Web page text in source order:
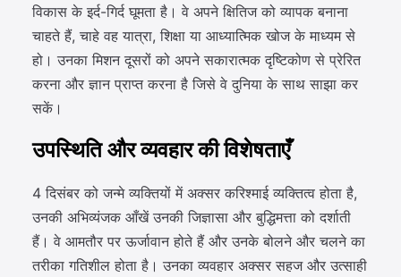
विकास के इर्द-गिर्द घूमता है। वे अपने क्षितिज को व्यापक बनाना
चाहते हैं, चाहे वह यात्रा, शिक्षा या आध्यात्मिक खोज के माध्यम से
हो। उनका मिशन दूसरों को अपने सकारात्मक दृष्टिकोण से प्रेरित
करना और ज्ञान प्राप्त करना है जिसे वे दुनिया के साथ साझा कर
सकें।
उपस्थिति और व्यवहार की विशेषताएँ
4 दिसंबर को जन्मे व्यक्तियों में अक्सर करिश्माई व्यक्तित्व होता है,
उनकी अभिव्यंजक आँखें उनकी जिज्ञासा और बुद्धिमत्ता को दर्शाती
हैं। वे आमतौर पर ऊर्जावान होते हैं और उनके बोलने और चलने का
तरीका गतिशील होता है। उनका व्यवहार अक्सर सहज और उत्साही